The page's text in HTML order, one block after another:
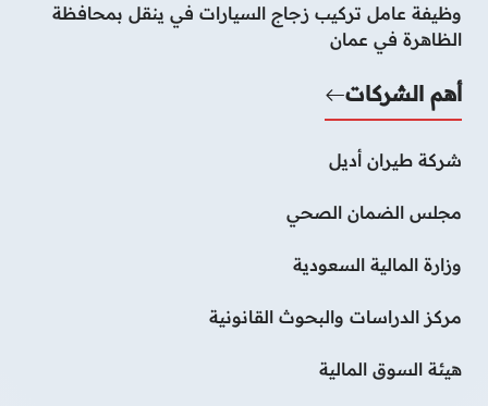
وظيفة عامل تركيب زجاج السيارات في ينقل بمحافظة
الظاهرة في عمان
أهم الشركات
شركة طيران أديل
مجلس الضمان الصحي
وزارة المالية السعودية
مركز الدراسات والبحوث القانونية
هيئة السوق المالية